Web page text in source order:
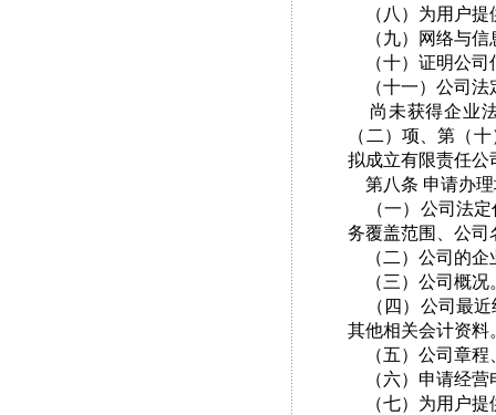
（八）为用户提
（九）网络与信
（十）证明公司
（十一）公司法
尚未获得企业
（二）项、第（
拟成立有限责任公
第八条 申请办理
（一）公司法定
务覆盖范围、公司
（二）公司的企
（三）公司概况
（四）公司最近
其他相关会计资料
（五）公司章程
（六）申请经营
（七）为用户提